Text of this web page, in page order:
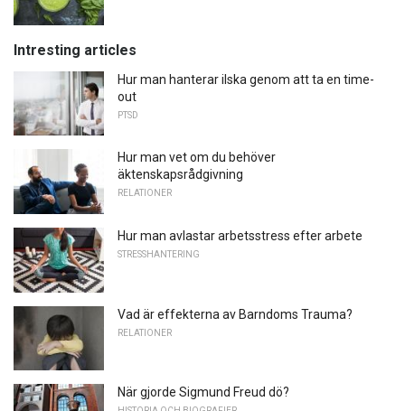
Intresting articles
Hur man hanterar ilska genom att ta en time-
out
PTSD
Hur man vet om du behöver
äktenskapsrådgivning
RELATIONER
Hur man avlastar arbetsstress efter arbete
STRESSHANTERING
Vad är effekterna av Barndoms Trauma?
RELATIONER
När gjorde Sigmund Freud dö?